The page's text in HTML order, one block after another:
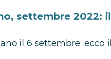
settembre 2022: il
il 6 settembre: ecco il